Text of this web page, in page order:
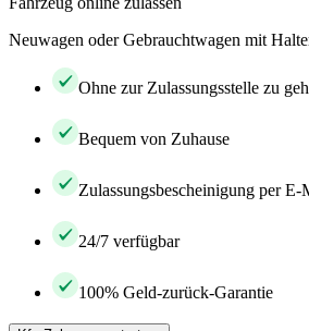
Neuwagen oder Gebrauchtwagen mit
Ohne zur Zulassungsstelle zu
Bequem von Zuhause
Zulassungsbescheinigung per E-
24/7 verfügbar
100% Geld-zurück-Garantie